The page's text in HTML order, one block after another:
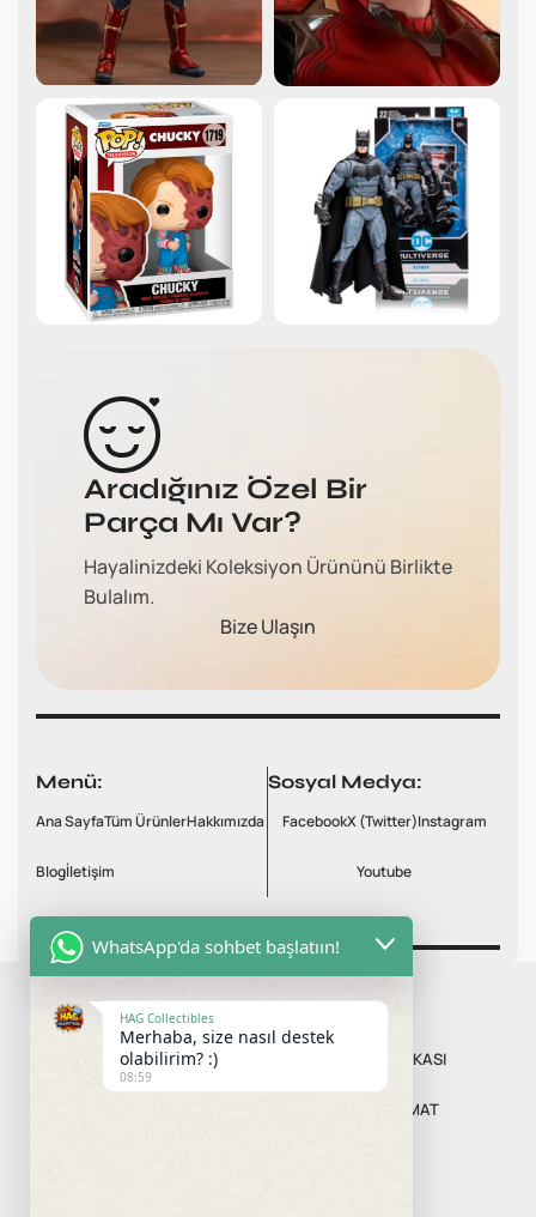
Aradığınız Özel Bir
Parça Mı Var?
Hayalinizdeki Koleksiyon Ürününü Birlikte
Bulalım.
Bize Ulaşın
Menü:
Ana SayfaTüm ÜrünlerHakkımızda
Blogİletişim
Sosyal Medya:
FacebookX (Twitter)Instagram
Youtube
MESAFELI SATIŞ SÖZLEŞMESI GIZLILIK POLITIKASI
ÖDEME VE TESLIMAT
WhatsApp'da sohbet başlatıın!
HAG Collectibles
Merhaba, size nasıl destek
olabilirim? :)
08:59